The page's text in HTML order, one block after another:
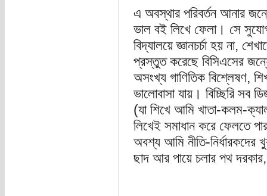
এ অবস্থার পরিবর্তন আনার
ভাল বই লিখে ফেলা। সে
বিদ্যালয়ে জ্ঞানচর্চা হয় না,
প্রস্তুত করেছে বিসিএসের
অসংখ্য গাণিতিক বিশ্লেষণ,
ভালোবাসা যায়। বিচ্ছিরি সব
(যা শিখে আমি খাতা-কলম-
লিখেই সমাধান করে ফেলতে
অবশ্য আমি নীতি-নির্ধারকদের
ছাদ আর পায়ে চলার পথ